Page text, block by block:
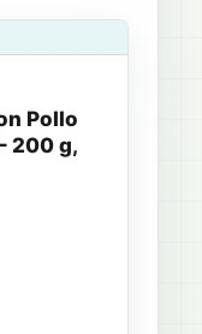
Pollo
200 g,